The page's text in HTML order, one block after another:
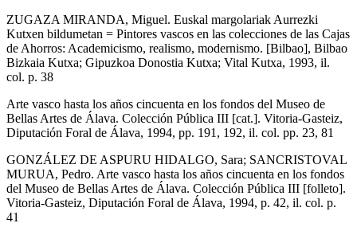
ZUGAZA MIRANDA, Miguel. Euskal margolariak Aurrezki
Kutxen bildumetan = Pintores vascos en las colecciones de las Cajas
de Ahorros: Academicismo, realismo, modernismo. [Bilbao], Bilbao
Bizkaia Kutxa; Gipuzkoa Donostia Kutxa; Vital Kutxa, 1993, il.
col. p. 38
Arte vasco hasta los años cincuenta en los fondos del Museo de
Bellas Artes de Álava. Colección Pública III [cat.]. Vitoria-Gasteiz,
Diputación Foral de Álava, 1994, pp. 191, 192, il. col. pp. 23, 81
GONZÁLEZ DE ASPURU HIDALGO, Sara; SANCRISTOVAL
MURUA, Pedro. Arte vasco hasta los años cincuenta en los fondos
del Museo de Bellas Artes de Álava. Colección Pública III [folleto].
Vitoria-Gasteiz, Diputación Foral de Álava, 1994, p. 42, il. col. p.
41